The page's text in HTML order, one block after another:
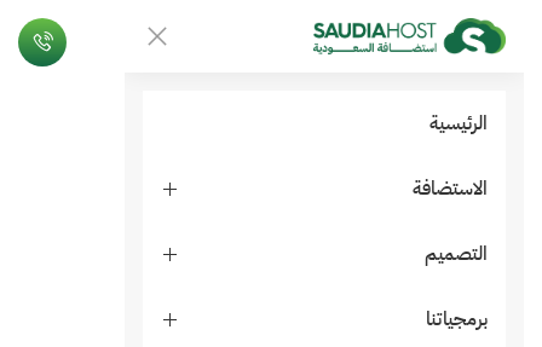
الرئيسية
الاستضافة
التصميم
برمجياتنا